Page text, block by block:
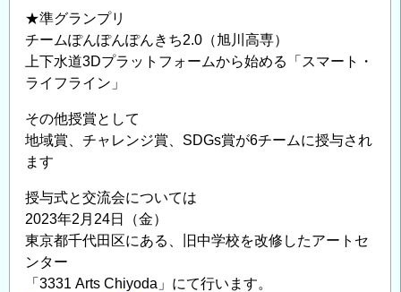
と
演
会
＜
参
加
料：
CPD
単
位
★準グランプリ
チームぽんぽんぽんきち2.0（旭川高専）
上下水道3Dプラットフォームから始める「スマート・
ライフライン」
その他授賞として
地域賞、チャレンジ賞、SDGs賞が6チームに授与され
ます
授与式と交流会については
2023年2月24日（金）
東京都千代田区にある、旧中学校を改修したアートセ
ンター
「3331 Arts Chiyoda」にて行います。